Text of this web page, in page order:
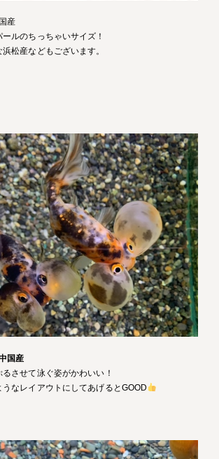
産
ルのちっちゃいサイズ！
松産などもございます。
国産
させて泳ぐ姿がかわいい！
なレイアウトにしてあげるとGOOD